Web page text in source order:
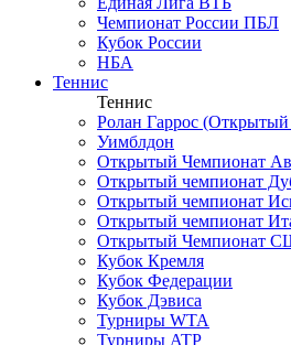
Чемпионат России ПБЛ
Кубок России
НБА
Теннис
Теннис
Ролан Гаррос
Уимблдон
Открытый Чемпионат
Открытый чемпионат
Открытый чемпионат
Открытый чемпионат
Открытый Чемпионат
Кубок Кремля
Кубок Федерации
Кубок Дэвиса
Турниры WTA
Турниры ATP